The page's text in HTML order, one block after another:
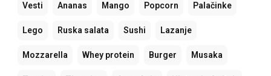
Vesti Ananas Mango Popcorn Palačinke
Lego Ruska salata Sushi Lazanje
Mozzarella Whey protein Burger Musaka